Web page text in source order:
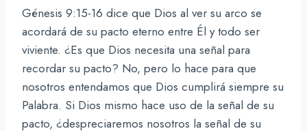
Génesis 9:15-16 dice que Dios al ver su arco se
acordará de su pacto eterno entre Él y todo ser
viviente. ¿Es que Dios necesita una señal para
recordar su pacto? No, pero lo hace para que
nosotros entendamos que Dios cumplirá siempre su
Palabra. Si Dios mismo hace uso de la señal de su
pacto, ¿despreciaremos nosotros la señal de su